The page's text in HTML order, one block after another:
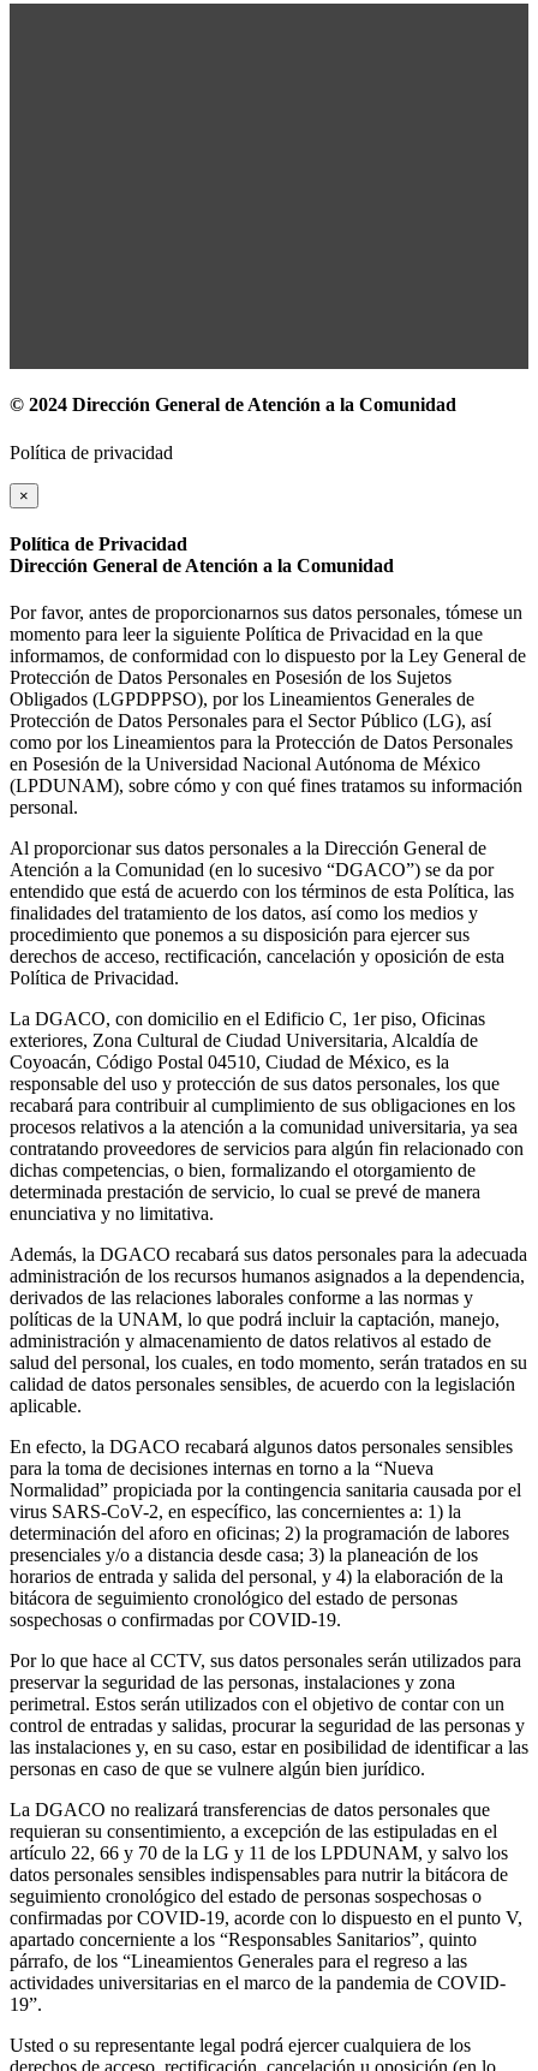
© 2024 Dirección General de Atención a la Comunidad
Política de privacidad
×
Política de Privacidad
Dirección General de Atención a la Comunidad
Por favor, antes de proporcionarnos sus datos personales, tómese un
momento para leer la siguiente Política de Privacidad en la que
informamos, de conformidad con lo dispuesto por la Ley General de
Protección de Datos Personales en Posesión de los Sujetos
Obligados (LGPDPPSO), por los Lineamientos Generales de
Protección de Datos Personales para el Sector Público (LG), así
como por los Lineamientos para la Protección de Datos Personales
en Posesión de la Universidad Nacional Autónoma de México
(LPDUNAM), sobre cómo y con qué fines tratamos su información
personal.
Al proporcionar sus datos personales a la Dirección General de
Atención a la Comunidad (en lo sucesivo “DGACO”) se da por
entendido que está de acuerdo con los términos de esta Política, las
finalidades del tratamiento de los datos, así como los medios y
procedimiento que ponemos a su disposición para ejercer sus
derechos de acceso, rectificación, cancelación y oposición de esta
Política de Privacidad.
La DGACO, con domicilio en el Edificio C, 1er piso, Oficinas
exteriores, Zona Cultural de Ciudad Universitaria, Alcaldía de
Coyoacán, Código Postal 04510, Ciudad de México, es la
responsable del uso y protección de sus datos personales, los que
recabará para contribuir al cumplimiento de sus obligaciones en los
procesos relativos a la atención a la comunidad universitaria, ya sea
contratando proveedores de servicios para algún fin relacionado con
dichas competencias, o bien, formalizando el otorgamiento de
determinada prestación de servicio, lo cual se prevé de manera
enunciativa y no limitativa.
Además, la DGACO recabará sus datos personales para la adecuada
administración de los recursos humanos asignados a la dependencia,
derivados de las relaciones laborales conforme a las normas y
políticas de la UNAM, lo que podrá incluir la captación, manejo,
administración y almacenamiento de datos relativos al estado de
salud del personal, los cuales, en todo momento, serán tratados en su
calidad de datos personales sensibles, de acuerdo con la legislación
aplicable.
En efecto, la DGACO recabará algunos datos personales sensibles
para la toma de decisiones internas en torno a la “Nueva
Normalidad” propiciada por la contingencia sanitaria causada por el
virus SARS-CoV-2, en específico, las concernientes a: 1) la
determinación del aforo en oficinas; 2) la programación de labores
presenciales y/o a distancia desde casa; 3) la planeación de los
horarios de entrada y salida del personal, y 4) la elaboración de la
bitácora de seguimiento cronológico del estado de personas
sospechosas o confirmadas por COVID-19.
Por lo que hace al CCTV, sus datos personales serán utilizados para
preservar la seguridad de las personas, instalaciones y zona
perimetral. Estos serán utilizados con el objetivo de contar con un
control de entradas y salidas, procurar la seguridad de las personas y
las instalaciones y, en su caso, estar en posibilidad de identificar a las
personas en caso de que se vulnere algún bien jurídico.
La DGACO no realizará transferencias de datos personales que
requieran su consentimiento, a excepción de las estipuladas en el
artículo 22, 66 y 70 de la LG y 11 de los LPDUNAM, y salvo los
datos personales sensibles indispensables para nutrir la bitácora de
seguimiento cronológico del estado de personas sospechosas o
confirmadas por COVID-19, acorde con lo dispuesto en el punto V,
apartado concerniente a los “Responsables Sanitarios”, quinto
párrafo, de los “Lineamientos Generales para el regreso a las
actividades universitarias en el marco de la pandemia de COVID-
19”.
Usted o su representante legal podrá ejercer cualquiera de los